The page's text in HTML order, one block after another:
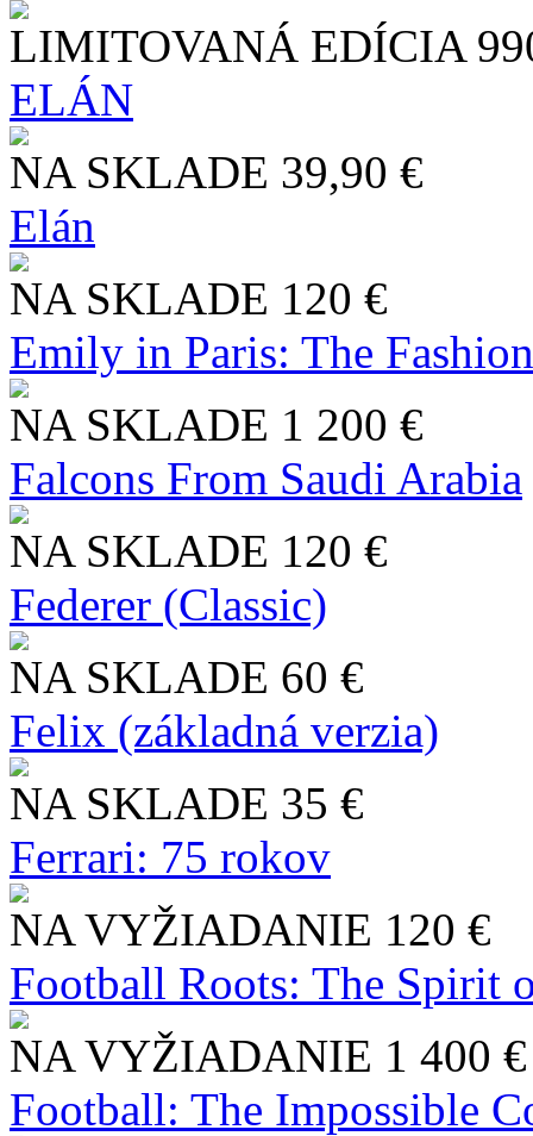
LIMITOVANÁ EDÍCIA
ELÁN
NA SKLADE 39,90 €
Elán
NA SKLADE 120 €
Emily in Paris: The
NA SKLADE 1 200 €
Falcons From Saudi Arabia
NA SKLADE 120 €
Federer (Classic)
NA SKLADE 60 €
Felix (základná verzia)
NA SKLADE 35 €
Ferrari: 75 rokov
NA VYŽIADANIE 120 €
Football Roots: The Spirit
NA VYŽIADANIE 1 400 €
Football: The Impossible